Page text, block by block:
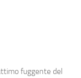
fuggente del